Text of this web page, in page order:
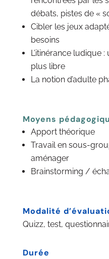
débats, pistes de «
Cibler les jeux
besoins
L’itinérance ludique
plus libre
La notion d’adulte
Moyens
Apport théorique
Travail en sous-
aménager
Brainstorming /
Modalité
Quizz, test,
Durée